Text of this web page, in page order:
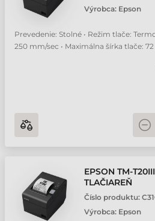
Výrobca: Epson
Prevedenie: Stolné • Režim tlače:
250 mm/sec • Maximálna šírka tlače:
EPSON TM-
TLAČIAREŇ
Číslo produktu:
Výrobca: Epson